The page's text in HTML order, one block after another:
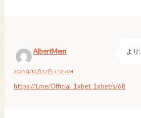
AlbertMem より:
2025年10月17日 5:52 AM
https://t.me/Official_1xbet_1xbet/s/68